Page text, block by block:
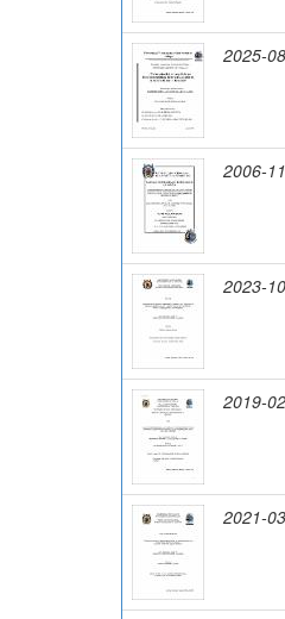
2025-08
2006-11
2023-10
2019-02
2021-03